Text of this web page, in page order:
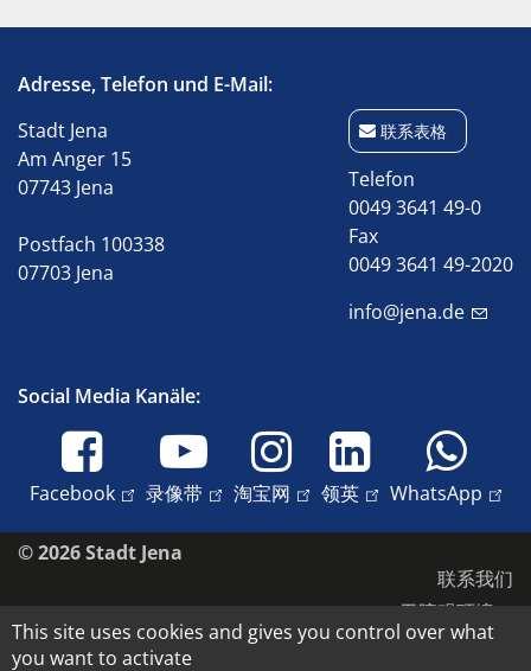
Adresse, Telefon und E-Mail:
Stadt Jena
Am Anger 15
07743 Jena
Postfach 100338
07703 Jena
联系表格
Telefon
0049 3641 49-0
Fax
0049 3641 49-2020
info@jena.de
Social Media Kanäle:
Facebook 录像带 淘宝网 领英 WhatsApp
© 2026 Stadt Jena
联系我们
无障碍环境
数据保护
This site uses cookies and gives you control over what
you want to activate